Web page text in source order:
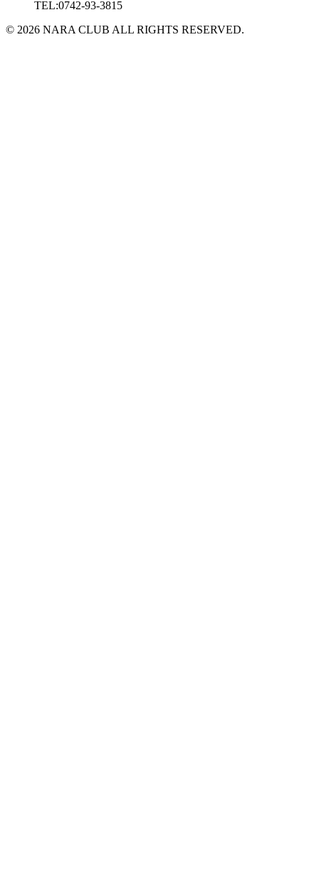
TEL:0742-93-3815
© 2026 NARA CLUB ALL RIGHTS RESERVED.